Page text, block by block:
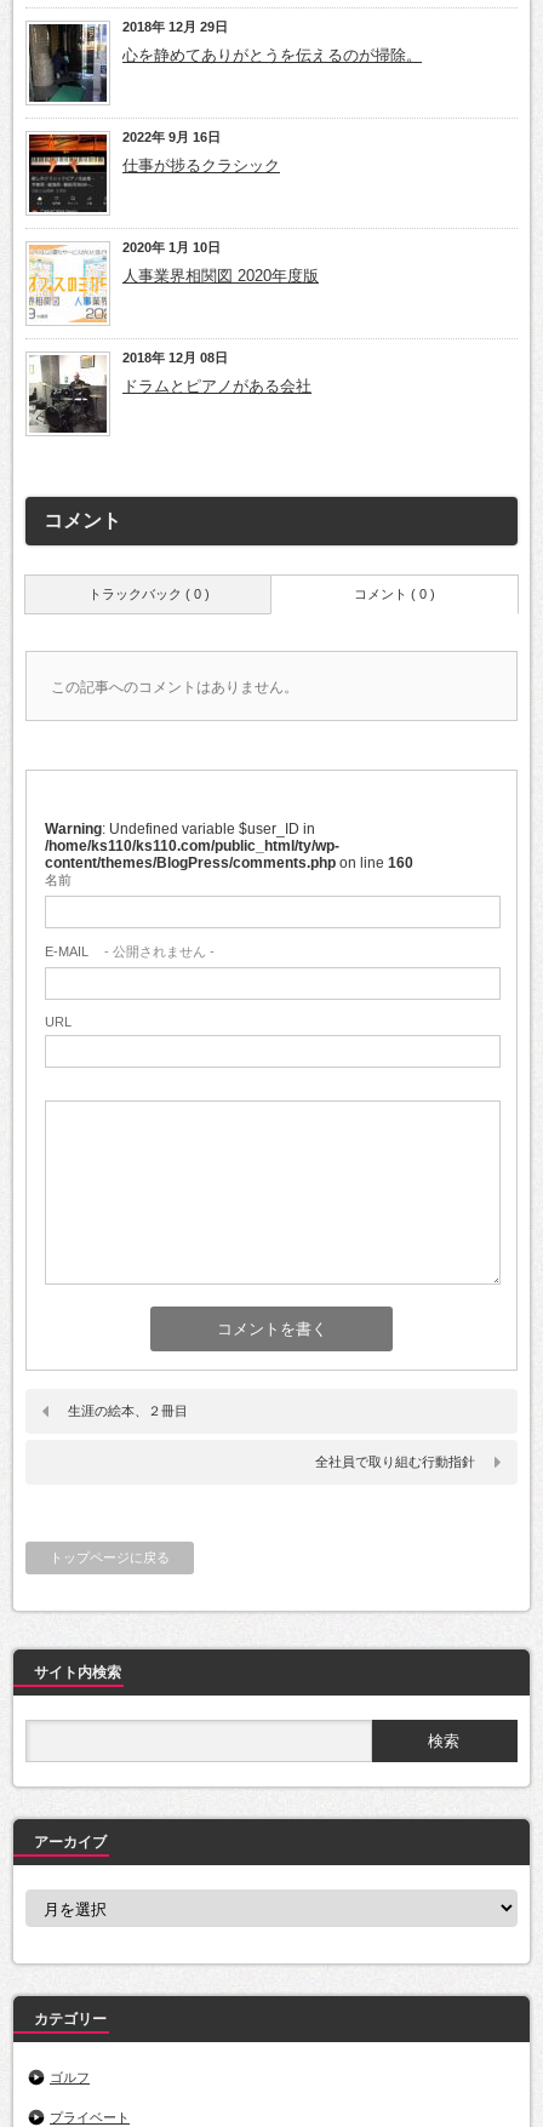
2018年 12月 29日
心を静めてありがとうを伝えるのが掃除。
2022年 9月 16日
仕事が捗るクラシック
2020年 1月 10日
人事業界相関図 2020年度版
2018年 12月 08日
ドラムとピアノがある会社
コメント
トラックバック ( 0 ) コメント ( 0 )
この記事へのコメントはありません。
Warning : Undefined variable $user_ID in
/home/ks110/ks110.com/public_html/ty/wp-
content/themes/BlogPress/comments.php on line 160
名前
E-MAIL - 公開されません -
URL
生涯の絵本、２冊目
全社員で取り組む行動指針
トップページに戻る
サイト内検索
アーカイブ
ア
ブ
カテゴリー
ゴルフ
プライベート